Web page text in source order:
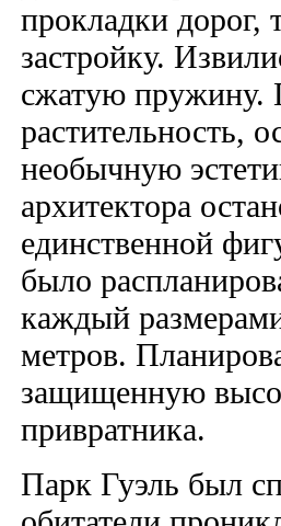
прокладки дорог,
застрой­ку.
сжатую пружину.
растительность,
необычную
архитектора
единственной
было
каждый
метров.
защищенную
при­вратника.
Парк Гуэль был